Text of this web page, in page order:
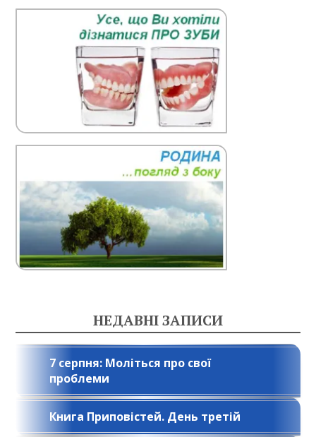
НЕДАВНІ ЗАПИСИ
7 серпня: Моліться про свої
проблеми
Книга Приповістей. День третій